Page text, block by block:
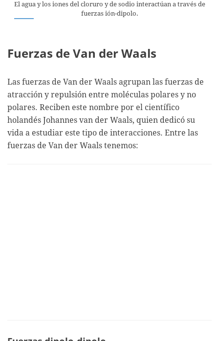
El agua y los iones del cloruro y de sodio interactúan a través de
fuerzas ión-dipolo.
Fuerzas de Van der Waals
Las fuerzas de Van der Waals agrupan las fuerzas de
atracción y repulsión entre moléculas polares y no
polares. Reciben este nombre por el científico
holandés Johannes van der Waals, quien dedicó su
vida a estudiar este tipo de interacciones. Entre las
fuerzas de Van der Waals tenemos: